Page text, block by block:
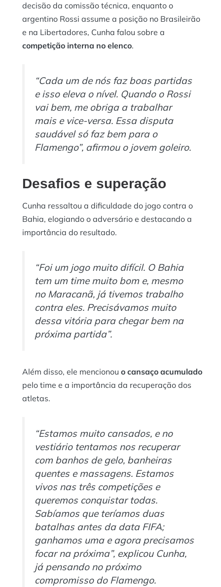
decisão da comissão técnica, enquanto o
argentino Rossi assume a posição no Brasileirão
e na Libertadores, Cunha falou sobre a
competição interna no elenco.
“Cada um de nós faz boas partidas
e isso eleva o nível. Quando o Rossi
vai bem, me obriga a trabalhar
mais e vice-versa. Essa disputa
saudável só faz bem para o
Flamengo”, afirmou o jovem goleiro.
Desafios e superação
Cunha ressaltou a dificuldade do jogo contra o
Bahia, elogiando o adversário e destacando a
importância do resultado.
“Foi um jogo muito difícil. O Bahia
tem um time muito bom e, mesmo
no Maracanã, já tivemos trabalho
contra eles. Precisávamos muito
dessa vitória para chegar bem na
próxima partida”.
Além disso, ele mencionou o cansaço acumulado
pelo time e a importância da recuperação dos
atletas.
“Estamos muito cansados, e no
vestiário tentamos nos recuperar
com banhos de gelo, banheiras
quentes e massagens. Estamos
vivos nas três competições e
queremos conquistar todas.
Sabíamos que teríamos duas
batalhas antes da data FIFA;
ganhamos uma e agora precisamos
focar na próxima”, explicou Cunha,
já pensando no próximo
compromisso do Flamengo.